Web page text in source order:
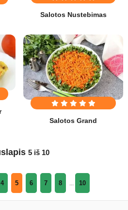
Salotos Nustebimas
Salotos Grand
5 iš 10
4 5 6 7 8 10